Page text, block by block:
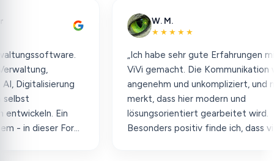
Ein
Form
W. M.
★★★★★
„Ich habe sehr gute Erfahrungen mit
ViVi gemacht. Die Kommunikation war
angenehm und unkompliziert, und man
merkt, dass hier modern und
lösungsorientiert gearbeitet wird.
Besonders positiv finde ich, dass vieles